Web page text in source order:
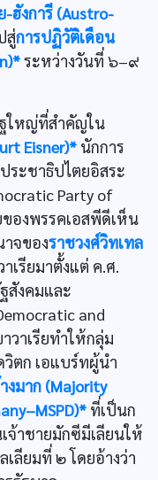
-ฮังการี (Austro-
สู่การปฏิวัติเดือน
ระหว่างวันที่ ๖–๙
ใหญ่ที่สำคัญใน
Eisner)* นักการ
ระชาธิปไตยอิสระ
Party of
ของพรรคเอสพีดีเห็น
จของราชวงศ์วิทเทล
เรียมาตั้งแต่ ค.ศ.
สังคมและ
and
วาเรียทำให้กลุ่ม
วิตก เอแบร์ทผู้นำ
งมาก (Majority
ที่เป็นก
จ้าชายมักซีมีเลียนให้
เลียมที่ ๒ โดยอ้างว่า